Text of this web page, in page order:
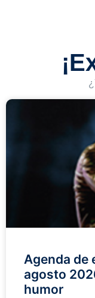
Agenda de
agosto
humor